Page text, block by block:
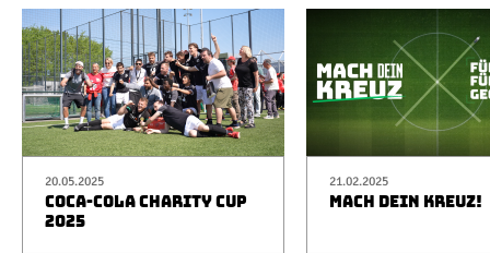
20.05.2025
COCA-COLA CHARITY CUP
2025
21.02.2025
MACH DEIN KREUZ!